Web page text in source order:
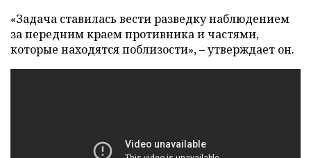
«Задача ставилась вести разведку наблюдением
за передним краем противника и частями,
которые находятся поблизости»,–утверждает он.